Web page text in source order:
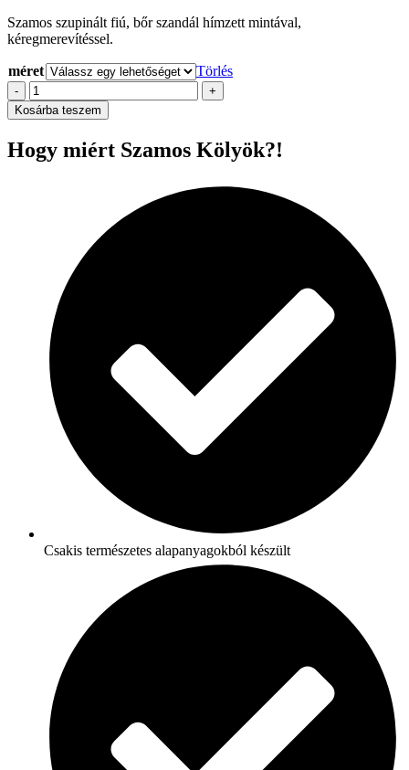
Szamos szupinált fiú, bőr szandál hímzett mintával,
kéregmerevítéssel.
méret Törlés
-
Szamos
szupinált
fiú
25,
mennyiség
+
Kosárba teszem
Hogy miért Szamos Kölyök?!
Csakis természetes alapanyagokból készült